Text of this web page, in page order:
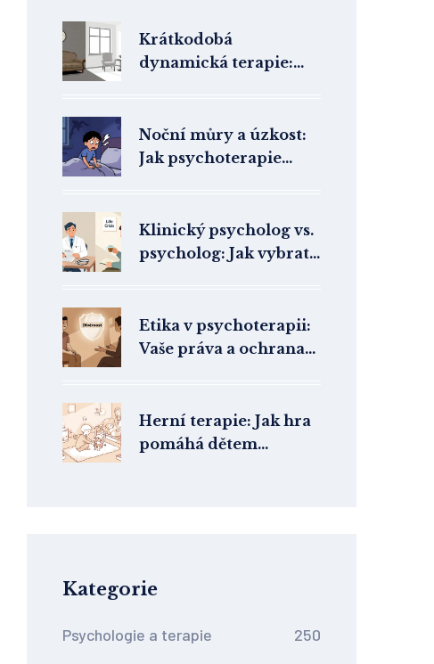
Krátkodobá
dynamická terapie:
čekat
Noční můry a úzkost:
Jak psychoterapie
Klinický psycholog vs.
psycholog: Jak vybrat
Etika v psychoterapii:
Vaše práva a ochrana
Herní terapie: Jak hra
pomáhá dětem
Kategorie
Psychologie a terapie 250